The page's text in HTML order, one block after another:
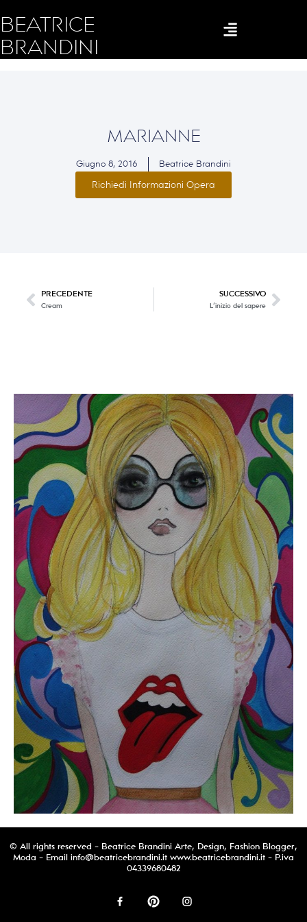
BEATRICE
BRANDINI
MARIANNE
Giugno 8, 2016 Beatrice Brandini
Richiedi Informazioni Opera
PRECEDENTE
Cream
SUCCESSIVO
L’inizio del sapere
© All rights reserved - Beatrice Brandini Arte, Design, Fashion Blogger,
Moda - Email info@beatricebrandini.it www.beatricebrandini.it - P.iva
04339680482